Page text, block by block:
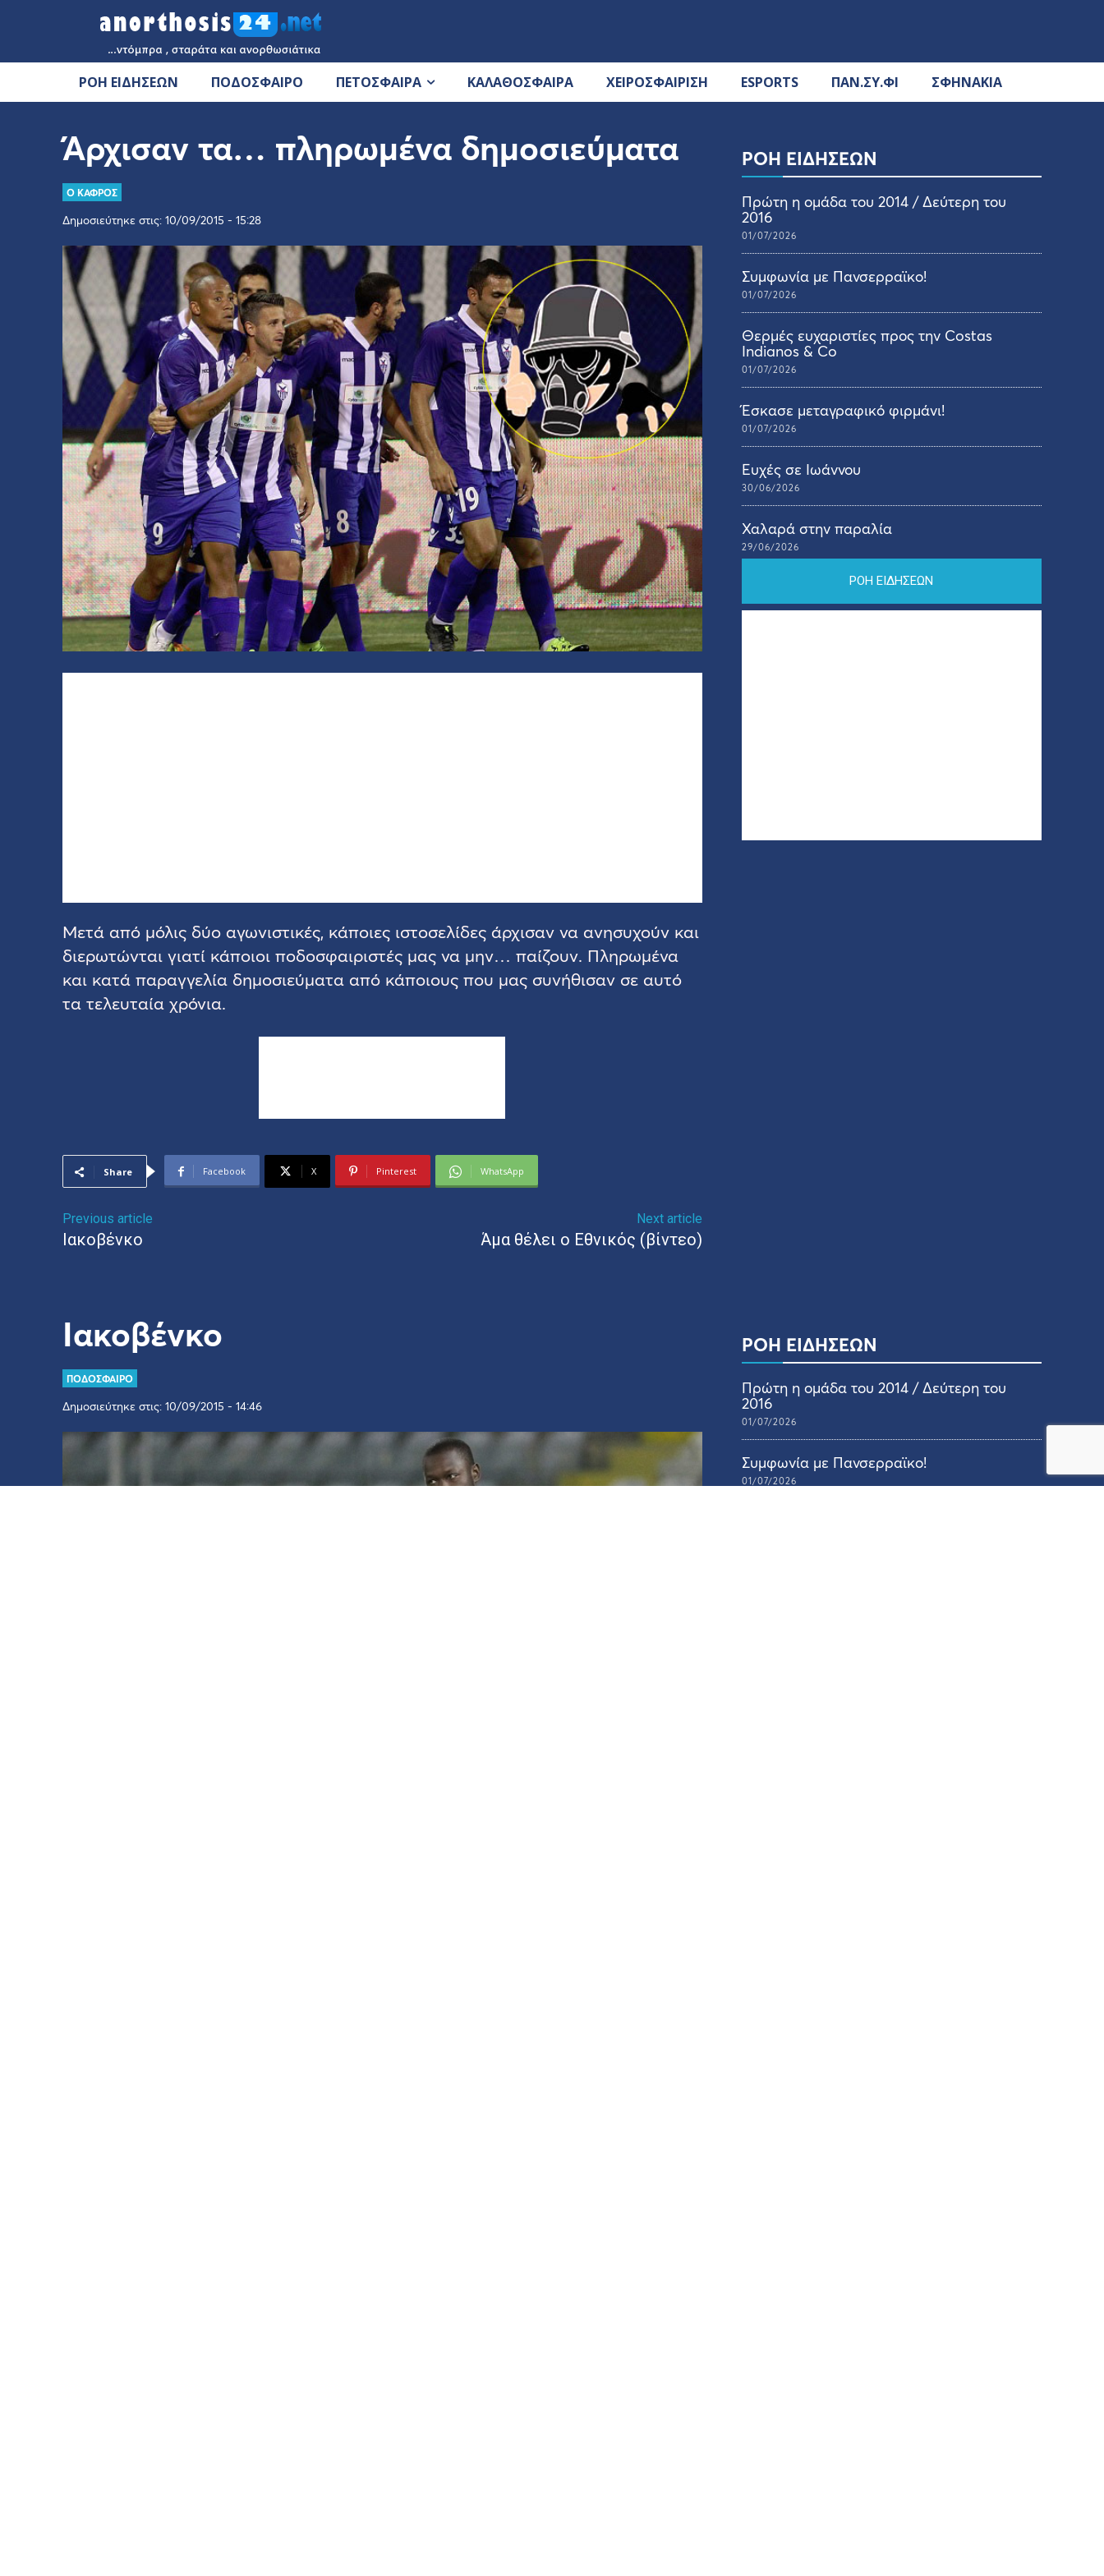
ΡΟΗ ΕΙΔΗΣΕΩΝ ΠΟΔΟΣΦΑΙΡΟ ΠΕΤΟΣΦΑΙΡΑ ΚΑΛΑΘΟΣΦΑΙΡΑ ΧΕΙΡΟΣΦΑΙΡΙΣΗ ESPORTS ΠΑΝ.ΣΥ.ΦΙ ΣΦΗΝΑΚΙΑ
Άρχισαν τα… πληρωμένα δημοσιεύματα
Ο ΚΑΦΡΟΣ
Δημοσιεύτηκε στις: 10/09/2015 - 15:28
Μετά από μόλις δύο αγωνιστικές, κάποιες ιστοσελίδες άρχισαν να ανησυχούν και
διερωτώνται γιατί κάποιοι ποδοσφαιριστές μας να μην… παίζουν. Πληρωμένα
και κατά παραγγελία δημοσιεύματα από κάποιους που μας συνήθισαν σε αυτό
τα τελευταία χρόνια.
Share Facebook X Pinterest WhatsApp
Previous article
Ιακοβένκο
Next article
Άμα θέλει ο Εθνικός (βίντεο)
ΡΟΗ ΕΙΔΗΣΕΩΝ
Πρώτη η ομάδα του 2014 / Δεύτερη του
2016
01/07/2026
Συμφωνία με Πανσερραϊκο!
01/07/2026
Θερμές ευχαριστίες προς την Costas
Indianos & Co
01/07/2026
Έσκασε μεταγραφικό φιρμάνι!
01/07/2026
Ευχές σε Ιωάννου
30/06/2026
Χαλαρά στην παραλία
29/06/2026
ΡΟΗ ΕΙΔΗΣΕΩΝ